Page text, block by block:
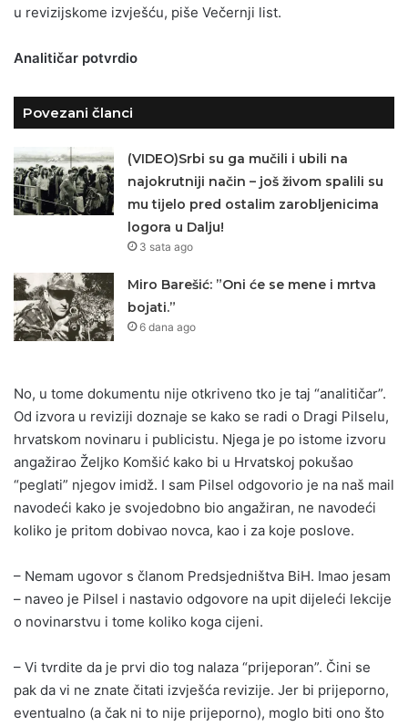
u revizijskome izvješću, piše Večernji list.
Analitičar potvrdio
Povezani članci
(VIDEO)Srbi su ga mučili i ubili na
najokrutniji način – još živom spalili su
mu tijelo pred ostalim zarobljenicima
logora u Dalju!
3 sata ago
Miro Barešić: ”Oni će se mene i mrtva
bojati.”
6 dana ago
No, u tome dokumentu nije otkriveno tko je taj “analitičar”.
Od izvora u reviziji doznaje se kako se radi o Dragi Pilselu,
hrvatskom novinaru i publicistu. Njega je po istome izvoru
angažirao Željko Komšić kako bi u Hrvatskoj pokušao
“peglati” njegov imidž. I sam Pilsel odgovorio je na naš mail
navodeći kako je svojedobno bio angažiran, ne navodeći
koliko je pritom dobivao novca, kao i za koje poslove.
– Nemam ugovor s članom Predsjedništva BiH. Imao jesam
– naveo je Pilsel i nastavio odgovore na upit dijeleći lekcije
o novinarstvu i tome koliko koga cijeni.
– Vi tvrdite da je prvi dio tog nalaza “prijeporan”. Čini se
pak da vi ne znate čitati izvješća revizije. Jer bi prijeporno,
eventualno (a čak ni to nije prijeporno), moglo biti ono što